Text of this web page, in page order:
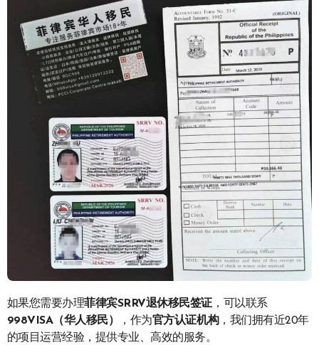
如果您需要办理菲律宾SRRV退休移民签证，可以联系
998VISA（华人移民）
，作为官方认证机构，我们拥有近20年
的项目运营经验，提供专业、高效的服务。